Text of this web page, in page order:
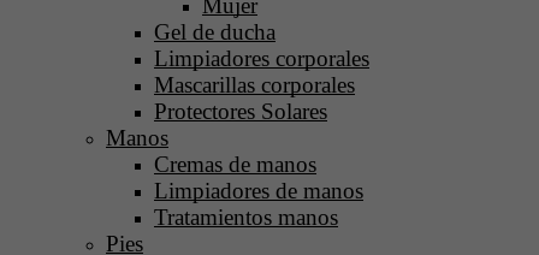
Gel de ducha
Limpiadores corporales
Mascarillas corporales
Protectores Solares
Manos
Cremas de manos
Limpiadores de manos
Tratamientos manos
Pies